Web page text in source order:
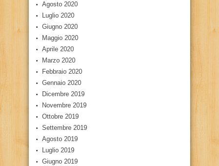
Agosto 2020
Luglio 2020
Giugno 2020
Maggio 2020
Aprile 2020
Marzo 2020
Febbraio 2020
Gennaio 2020
Dicembre 2019
Novembre 2019
Ottobre 2019
Settembre 2019
Agosto 2019
Luglio 2019
Giugno 2019